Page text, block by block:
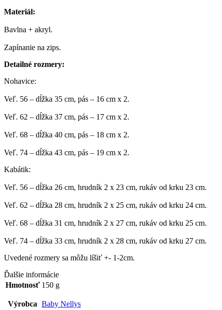
Materiál:
Bavlna + akryl.
Zapínanie na zips.
Detailné rozmery:
Nohavice:
Veľ. 56 – dĺžka 35 cm, pás – 16 cm x 2.
Veľ. 62 – dĺžka 37 cm, pás – 17 cm x 2.
Veľ. 68 – dĺžka 40 cm, pás – 18 cm x 2.
Veľ. 74 – dĺžka 43 cm, pás – 19 cm x 2.
Kabátik:
Veľ. 56 – dĺžka 26 cm, hrudník 2 x 23 cm, rukáv od krku 23 cm.
Veľ. 62 – dĺžka 28 cm, hrudník 2 x 25 cm, rukáv od krku 24 cm.
Veľ. 68 – dĺžka 31 cm, hrudník 2 x 27 cm, rukáv od krku 25 cm.
Veľ. 74 – dĺžka 33 cm, hrudník 2 x 28 cm, rukáv od krku 27 cm.
Uvedené rozmery sa môžu líšiť +- 1-2cm.
Ďalšie informácie
Hmotnosť 150 g
Výrobca Baby Nellys